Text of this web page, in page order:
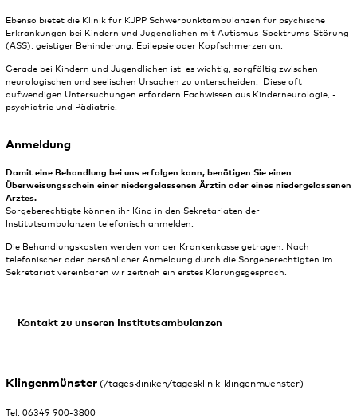
Ebenso bietet die Klinik für KJPP Schwerpunktambulanzen für psychische
Erkrankungen bei Kindern und Jugendlichen mit Autismus-Spektrums-Störung
(ASS), geistiger Behinderung, Epilepsie oder Kopfschmerzen an.
Gerade bei Kindern und Jugendlichen ist es wichtig, sorgfältig zwischen
neurologischen und seelischen Ursachen zu unterscheiden. Diese oft
aufwendigen Untersuchungen erfordern Fachwissen aus Kinderneurologie, -
psychiatrie und Pädiatrie.
Anmeldung
Damit eine Behandlung bei uns erfolgen kann, benötigen Sie einen
Überweisungsschein einer niedergelassenen Ärztin oder eines niedergelassenen
Arztes.
Sorgeberechtigte können ihr Kind in den Sekretariaten der
Institutsambulanzen telefonisch anmelden.
Die Behandlungskosten werden von der Krankenkasse getragen. Nach
telefonischer oder persönlicher Anmeldung durch die Sorgeberechtigten im
Sekretariat vereinbaren wir zeitnah ein erstes Klärungsgespräch.
Kontakt zu unseren Institutsambulanzen
Klingenmünster
Tel. 06349 900-3800